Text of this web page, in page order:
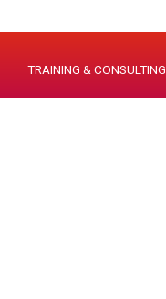
TRAINING & CONSULTING